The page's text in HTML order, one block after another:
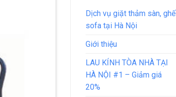
Dịch vụ giặt thảm sàn, ghế
sofa tại Hà Nội
Giới thiệu
LAU KÍNH TÒA NHÀ TẠI
HÀ NỘI #1 – Giảm giá
20%